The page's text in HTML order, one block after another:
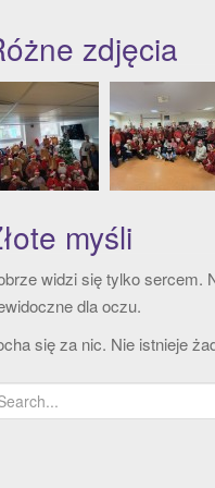
zdjęcia
myśli
widzi się tylko sercem.
dla oczu.
się za nic. Nie istnieje